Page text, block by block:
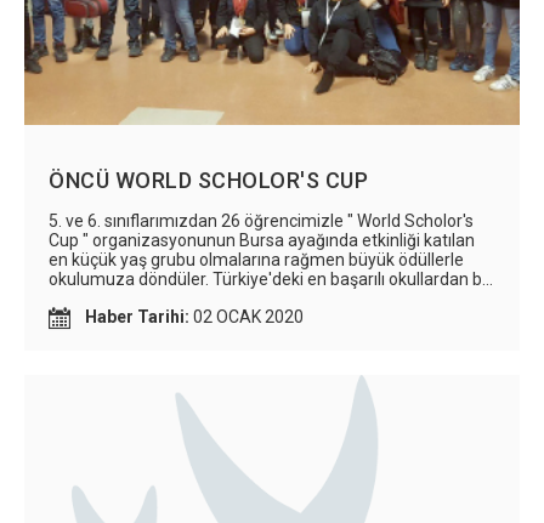
ÖNCÜ WORLD SCHOLOR'S CUP
5. ve 6. sınıflarımızdan 26 öğrencimizle " World Scholor's
Cup " organizasyonunun Bursa ayağında etkinliği katılan
en küçük yaş grubu olmalarına rağmen büyük ödüllerle
okulumuza döndüler. Türkiye'deki en başarılı okullardan biri
ve kupanın yanında bazı öğrencilerimiz WSC'nin global
ÖNCÜ TALKS" gibi etkinliklerin bu gelişmelerde büyük payı
olduğunu gözlemlemekteyiz. Yaptığımız bu etkinlikler hem
öğrencilerimizin özgüvenini artırmakta hem de dil
öğrenimini sınıf içinden dışına taşımakta. Öğrencilerimiz
İngilizce'yi doğal ortamında yaşama fırsatı bulmaktadır.
Uyguladığımız İngilizce programının verimini aldığımızı
görmek bizi heyecanlandırmakta ve ileriye yönelik daha
büyük motivasyonlara ulaştırmaktadır.
Haber Tarihi: 02 OCAK 2020